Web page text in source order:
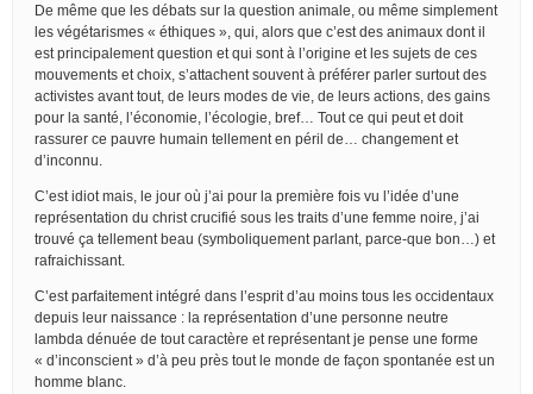
De même que les débats sur la question animale, ou même simplement
les végétarismes « éthiques », qui, alors que c’est des animaux dont il
est principalement question et qui sont à l’origine et les sujets de ces
mouvements et choix, s’attachent souvent à préférer parler surtout des
activistes avant tout, de leurs modes de vie, de leurs actions, des gains
pour la santé, l’économie, l’écologie, bref… Tout ce qui peut et doit
rassurer ce pauvre humain tellement en péril de… changement et
d’inconnu.
C’est idiot mais, le jour où j’ai pour la première fois vu l’idée d’une
représentation du christ crucifié sous les traits d’une femme noire, j’ai
trouvé ça tellement beau (symboliquement parlant, parce-que bon…) et
rafraichissant.
C’est parfaitement intégré dans l’esprit d’au moins tous les occidentaux
depuis leur naissance : la représentation d’une personne neutre
lambda dénuée de tout caractère et représentant je pense une forme
« d’inconscient » d’à peu près tout le monde de façon spontanée est un
homme blanc.